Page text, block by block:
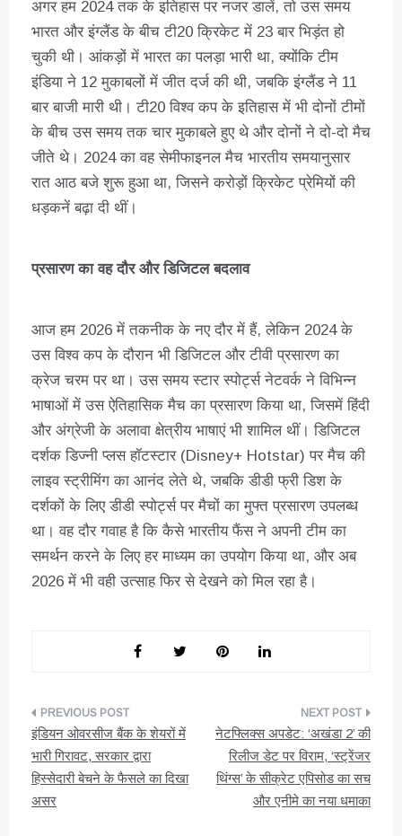
अगर हम 2024 तक के इतिहास पर नजर डालें, तो उस समय
भारत और इंग्लैंड के बीच टी20 क्रिकेट में 23 बार भिड़ंत हो
चुकी थी। आंकड़ों में भारत का पलड़ा भारी था, क्योंकि टीम
इंडिया ने 12 मुकाबलों में जीत दर्ज की थी, जबकि इंग्लैंड ने 11
बार बाजी मारी थी। टी20 विश्व कप के इतिहास में भी दोनों टीमों
के बीच उस समय तक चार मुकाबले हुए थे और दोनों ने दो-दो मैच
जीते थे। 2024 का वह सेमीफाइनल मैच भारतीय समयानुसार
रात आठ बजे शुरू हुआ था, जिसने करोड़ों क्रिकेट प्रेमियों की
धड़कनें बढ़ा दी थीं।
प्रसारण का वह दौर और डिजिटल बदलाव
आज हम 2026 में तकनीक के नए दौर में हैं, लेकिन 2024 के
उस विश्व कप के दौरान भी डिजिटल और टीवी प्रसारण का
क्रेज चरम पर था। उस समय स्टार स्पोर्ट्स नेटवर्क ने विभिन्न
भाषाओं में उस ऐतिहासिक मैच का प्रसारण किया था, जिसमें हिंदी
और अंग्रेजी के अलावा क्षेत्रीय भाषाएं भी शामिल थीं। डिजिटल
दर्शक डिज्नी प्लस हॉटस्टार (Disney+ Hotstar) पर मैच की
लाइव स्ट्रीमिंग का आनंद लेते थे, जबकि डीडी फ्री डिश के
दर्शकों के लिए डीडी स्पोर्ट्स पर मैचों का मुफ्त प्रसारण उपलब्ध
था। वह दौर गवाह है कि कैसे भारतीय फैंस ने अपनी टीम का
समर्थन करने के लिए हर माध्यम का उपयोग किया था, और अब
2026 में भी वही उत्साह फिर से देखने को मिल रहा है।
पोस्ट
नेविगेशन
इंडियन ओवरसीज बैंक के शेयरों में
भारी गिरावट, सरकार द्वारा
हिस्सेदारी बेचने के फैसले का दिखा
असर
नेटफ्लिक्स अपडेट: ‘अखंडा 2’ की
रिलीज डेट पर विराम, ‘स्ट्रेंजर
थिंग्स’ के सीक्रेट एपिसोड का सच
और एनीमे का नया धमाका